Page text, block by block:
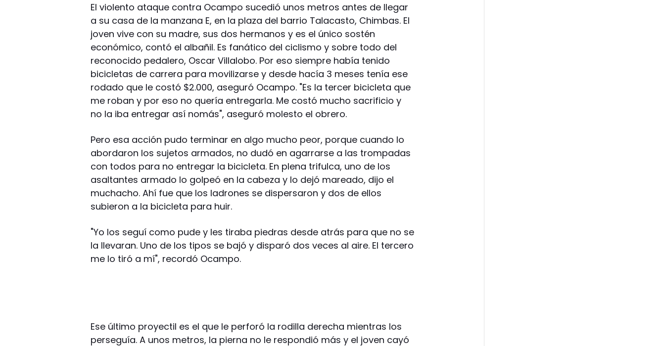
El violento ataque contra Ocampo sucedió unos metros antes de llegar
a su casa de la manzana E, en la plaza del barrio Talacasto, Chimbas. El
joven vive con su madre, sus dos hermanos y es el único sostén
económico, contó el albañil. Es fanático del ciclismo y sobre todo del
reconocido pedalero, Oscar Villalobo. Por eso siempre había tenido
bicicletas de carrera para movilizarse y desde hacía 3 meses tenía ese
rodado que le costó $2.000, aseguró Ocampo. "Es la tercer bicicleta que
me roban y por eso no quería entregarla. Me costó mucho sacrificio y
no la iba entregar así nomás", aseguró molesto el obrero.
Pero esa acción pudo terminar en algo mucho peor, porque cuando lo
abordaron los sujetos armados, no dudó en agarrarse a las trompadas
con todos para no entregar la bicicleta. En plena trifulca, uno de los
asaltantes armado lo golpeó en la cabeza y lo dejó mareado, dijo el
muchacho. Ahí fue que los ladrones se dispersaron y dos de ellos
subieron a la bicicleta para huir.
"Yo los seguí como pude y les tiraba piedras desde atrás para que no se
la llevaran. Uno de los tipos se bajó y disparó dos veces al aire. El tercero
me lo tiró a mí", recordó Ocampo.
Ese último proyectil es el que le perforó la rodilla derecha mientras los
perseguía. A unos metros, la pierna no le respondió más y el joven cayó